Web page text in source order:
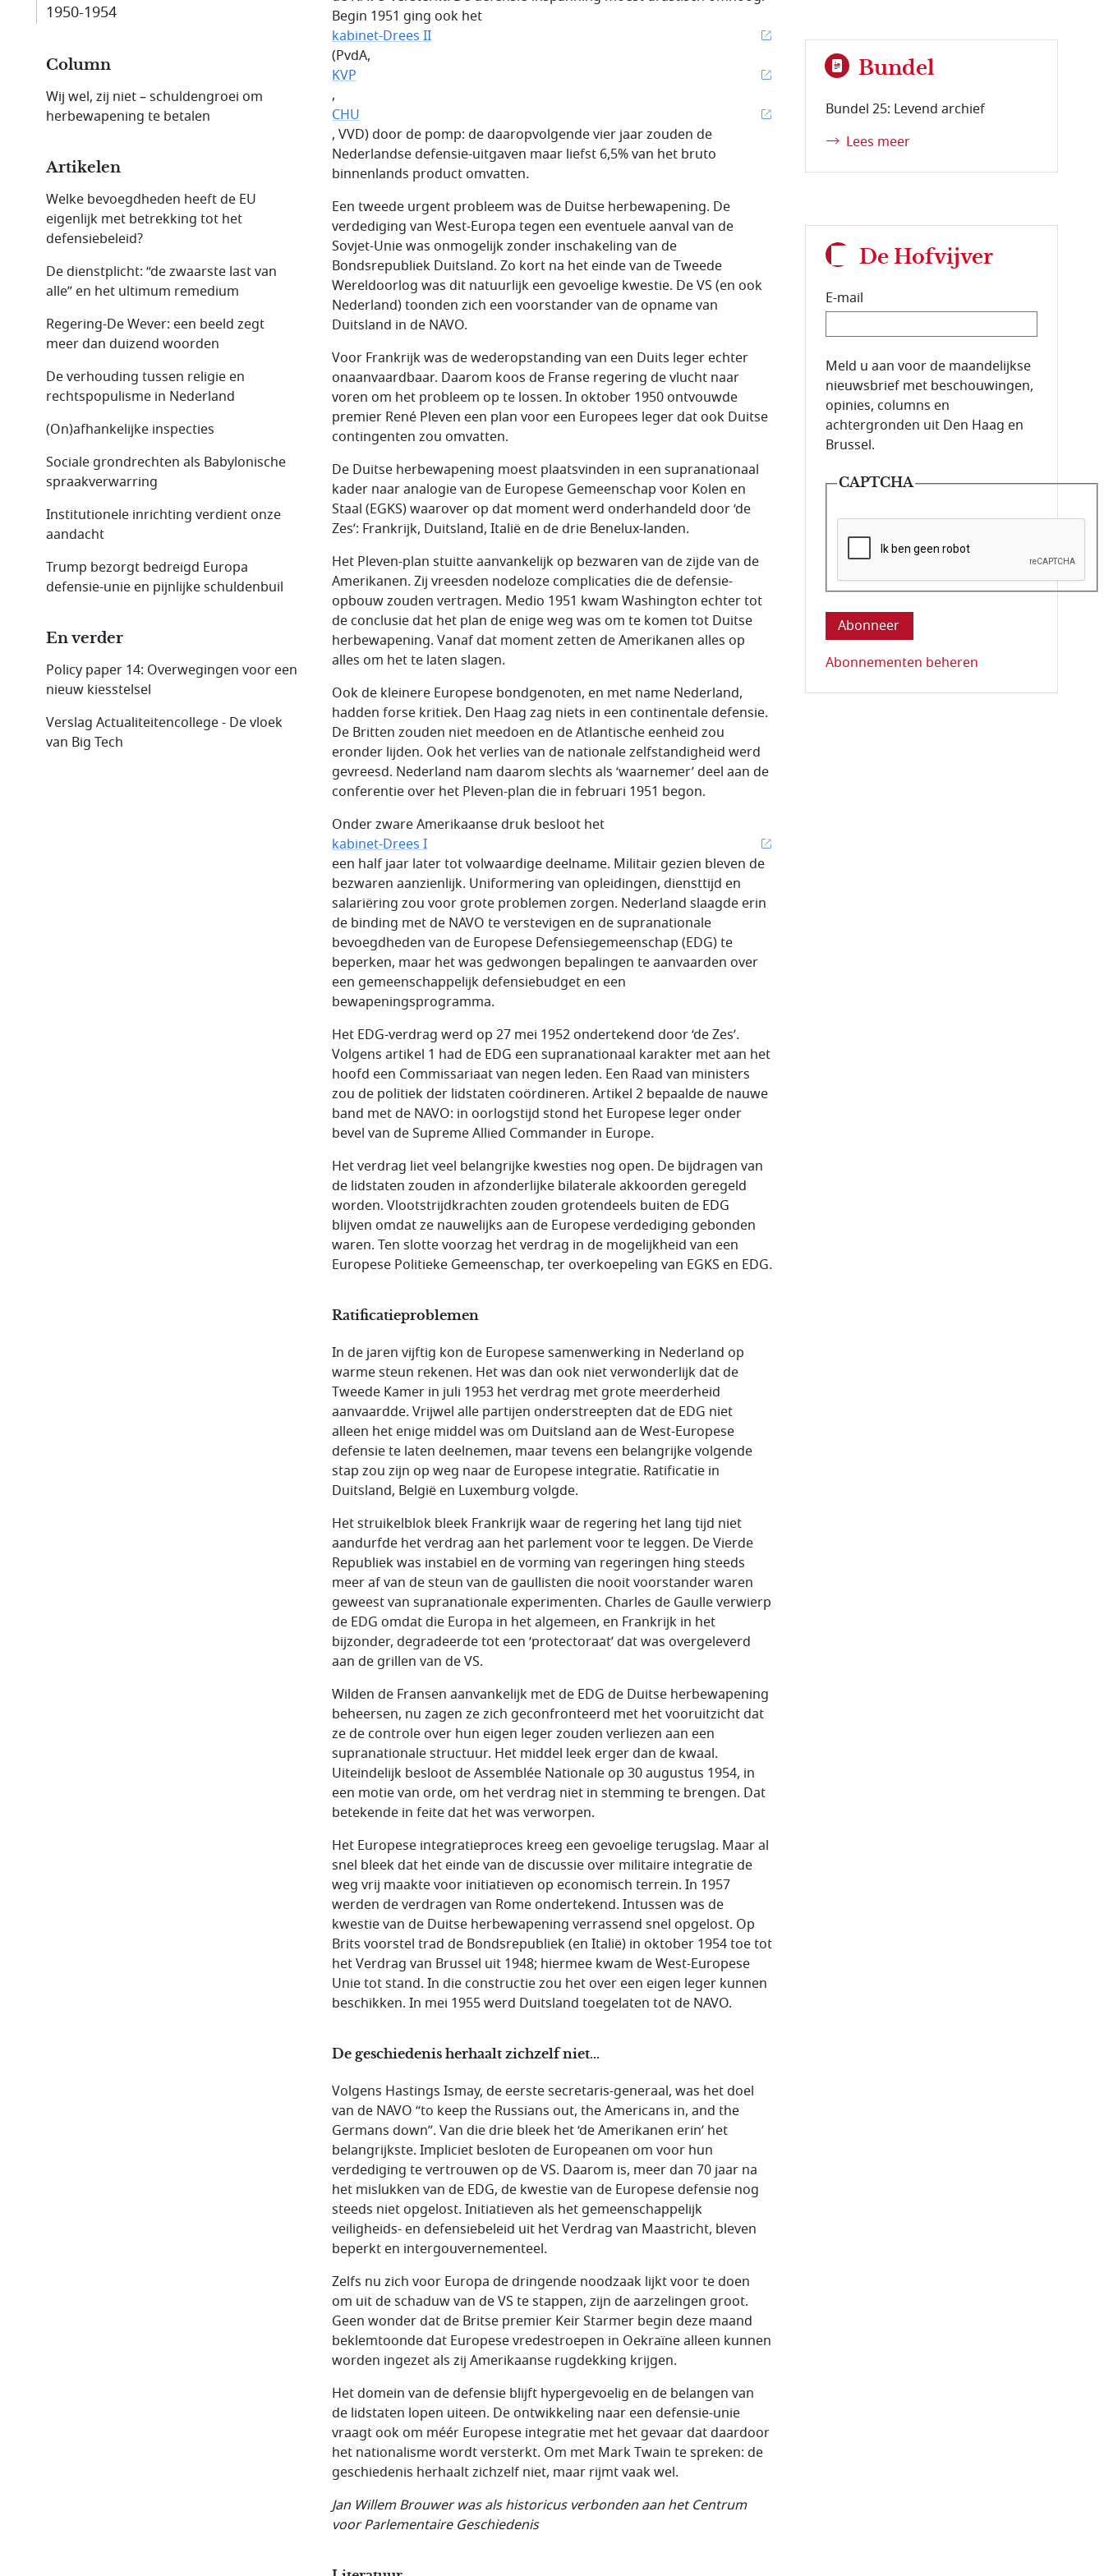
Begin 1951 ging ook het
kabinet-Drees II
(PvdA,
KVP
,
CHU
, VVD) door de pomp: de daaropvolgende vier jaar zouden de
Nederlandse defensie-uitgaven maar liefst 6,5% van het bruto
binnenlands product omvatten.
Een tweede urgent probleem was de Duitse herbewapening. De
verdediging van West-Europa tegen een eventuele aanval van de
Sovjet-Unie was onmogelijk zonder inschakeling van de
Bondsrepubliek Duitsland. Zo kort na het einde van de Tweede
Wereldoorlog was dit natuurlijk een gevoelige kwestie. De VS (en ook
Nederland) toonden zich een voorstander van de opname van
Duitsland in de NAVO.
Voor Frankrijk was de wederopstanding van een Duits leger echter
onaanvaardbaar. Daarom koos de Franse regering de vlucht naar
voren om het probleem op te lossen. In oktober 1950 ontvouwde
premier René Pleven een plan voor een Europees leger dat ook Duitse
contingenten zou omvatten.
De Duitse herbewapening moest plaatsvinden in een supranationaal
kader naar analogie van de Europese Gemeenschap voor Kolen en
Staal (EGKS) waarover op dat moment werd onderhandeld door ‘de
Zes’: Frankrijk, Duitsland, Italië en de drie Benelux-landen.
Het Pleven-plan stuitte aanvankelijk op bezwaren van de zijde van de
Amerikanen. Zij vreesden nodeloze complicaties die de defensie-
opbouw zouden vertragen. Medio 1951 kwam Washington echter tot
de conclusie dat het plan de enige weg was om te komen tot Duitse
herbewapening. Vanaf dat moment zetten de Amerikanen alles op
alles om het te laten slagen.
Ook de kleinere Europese bondgenoten, en met name Nederland,
hadden forse kritiek. Den Haag zag niets in een continentale defensie.
De Britten zouden niet meedoen en de Atlantische eenheid zou
eronder lijden. Ook het verlies van de nationale zelfstandigheid werd
gevreesd. Nederland nam daarom slechts als ‘waarnemer’ deel aan de
conferentie over het Pleven-plan die in februari 1951 begon.
Onder zware Amerikaanse druk besloot het
kabinet-Drees I
een half jaar later tot volwaardige deelname. Militair gezien bleven de
bezwaren aanzienlijk. Uniformering van opleidingen, diensttijd en
salariëring zou voor grote problemen zorgen. Nederland slaagde erin
de binding met de NAVO te verstevigen en de supranationale
bevoegdheden van de Europese Defensiegemeenschap (EDG) te
beperken, maar het was gedwongen bepalingen te aanvaarden over
een gemeenschappelijk defensiebudget en een
bewapeningsprogramma.
Het EDG-verdrag werd op 27 mei 1952 ondertekend door ‘de Zes’.
Volgens artikel 1 had de EDG een supranationaal karakter met aan het
hoofd een Commissariaat van negen leden. Een Raad van ministers
zou de politiek der lidstaten coördineren. Artikel 2 bepaalde de nauwe
band met de NAVO: in oorlogstijd stond het Europese leger onder
bevel van deSupreme Allied Commander in Europe.
Het verdrag liet veel belangrijke kwesties nog open. De bijdragen van
de lidstaten zouden in afzonderlijke bilaterale akkoorden geregeld
worden. Vlootstrijdkrachten zouden grotendeels buiten de EDG
blijven omdat ze nauwelijks aan de Europese verdediging gebonden
waren. Ten slotte voorzag het verdrag in de mogelijkheid van een
Europese Politieke Gemeenschap, ter overkoepeling van EGKS en EDG.
Ratificatieproblemen
In de jaren vijftig kon de Europese samenwerking in Nederland op
warme steun rekenen. Het was dan ook niet verwonderlijk dat de
Tweede Kamer in juli 1953 het verdrag met grote meerderheid
aanvaardde. Vrijwel alle partijen onderstreepten dat de EDG niet
alleen het enige middel was om Duitsland aan de West-Europese
defensie te laten deelnemen, maar tevens een belangrijke volgende
stap zou zijn op weg naar de Europese integratie. Ratificatie in
Duitsland, België en Luxemburg volgde.
Het struikelblok bleek Frankrijk waar de regering het lang tijd niet
aandurfde het verdrag aan het parlement voor te leggen. De Vierde
Republiek was instabiel en de vorming van regeringen hing steeds
meer af van de steun van de gaullisten die nooit voorstander waren
geweest van supranationale experimenten. Charles de Gaulle verwierp
de EDG omdat die Europa in het algemeen, en Frankrijk in het
bijzonder, degradeerde tot een ‘protectoraat’ dat was overgeleverd
aan de grillen van de VS.
Wilden de Fransen aanvankelijk met de EDG de Duitse herbewapening
beheersen, nu zagen ze zich geconfronteerd met het vooruitzicht dat
ze de controle over hun eigen leger zouden verliezen aan een
supranationale structuur. Het middel leek erger dan de kwaal.
Uiteindelijk besloot de Assemblée Nationale op 30 augustus 1954, in
een motie van orde, om het verdrag niet in stemming te brengen. Dat
betekende in feite dat het was verworpen.
Het Europese integratieproces kreeg een gevoelige terugslag. Maar al
snel bleek dat het einde van de discussie over militaire integratie de
weg vrij maakte voor initiatieven op economisch terrein. In 1957
werden de verdragen van Rome ondertekend. Intussen was de
kwestie van de Duitse herbewapening verrassend snel opgelost. Op
Brits voorstel trad de Bondsrepubliek (en Italië) in oktober 1954 toe tot
het Verdrag van Brussel uit 1948; hiermee kwam de West-Europese
Unie tot stand. In die constructie zou het over een eigen leger kunnen
beschikken. In mei 1955 werd Duitsland toegelaten tot de NAVO.
De geschiedenis herhaalt zichzelf niet…
Volgens Hastings Ismay, de eerste secretaris-generaal, was het doel
van de NAVO “to keep the Russians out, the Americans in, and the
Germans down”. Van die drie bleek het ‘de Amerikanen erin’ het
belangrijkste. Impliciet besloten de Europeanen om voor hun
verdediging te vertrouwen op de VS. Daarom is, meer dan 70 jaar na
het mislukken van de EDG, de kwestie van de Europese defensie nog
steeds niet opgelost. Initiatieven als het gemeenschappelijk
veiligheids- en defensiebeleid uit het Verdrag van Maastricht, bleven
beperkt en intergouvernementeel.
Zelfs nu zich voor Europa de dringende noodzaak lijkt voor te doen
om uit de schaduw van de VS te stappen, zijn de aarzelingen groot.
Geen wonder dat de Britse premier Keir Starmer begin deze maand
beklemtoonde dat Europese vredestroepen in Oekraïne alleen kunnen
worden ingezet als zij Amerikaanse rugdekking krijgen.
Het domein van de defensie blijft hypergevoelig en de belangen van
de lidstaten lopen uiteen. De ontwikkeling naar een defensie-unie
vraagt ook om méér Europese integratie met het gevaar dat daardoor
het nationalisme wordt versterkt. Om met Mark Twain te spreken: de
geschiedenis herhaalt zichzelf niet, maar rijmt vaak wel.
Jan Willem Brouwer was als historicus verbonden aan het Centrum
voor Parlementaire Geschiedenis
1950-1954
Column
Wij wel, zij niet – schuldengroei om
herbewapening te betalen
Artikelen
Welke bevoegdheden heeft de EU
eigenlijk met betrekking tot het
defensiebeleid?
De dienstplicht: “de zwaarste last van
alle” en het ultimum remedium
Regering-De Wever: een beeld zegt
meer dan duizend woorden
De verhouding tussen religie en
rechtspopulisme in Nederland
(On)afhankelijke inspecties
Sociale grondrechten als Babylonische
spraakverwar­ring
Institutionele inrichting verdient onze
aandacht
Trump bezorgt bedreigd Europa
defensie-unie en pijnlijke schuldenbuil
En verder
Policy paper 14: Overwegingen voor een
nieuw kiesstelsel
Verslag Actualiteitencollege - De vloek
van Big Tech
Bundel
Bundel 25: Levend archief
Lees meer
De Hofvijver
E-mail
E-mailadres van de abonnee.
Meld u aan voor de maandelijkse
nieuwsbrief met beschouwingen,
opinies, columns en
achtergronden uit Den Haag en
Brussel.
CAPTCHA
Deze vraag is om te controleren dat u
Abonnementen beheren